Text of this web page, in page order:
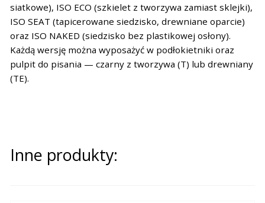
siatkowe), ISO ECO (szkielet z tworzywa zamiast sklejki),
ISO SEAT (tapicerowane siedzisko, drewniane oparcie)
oraz ISO NAKED (siedzisko bez plastikowej osłony).
Każdą wersję można wyposażyć w podłokietniki oraz
pulpit do pisania — czarny z tworzywa (T) lub drewniany
(TE).
Inne produkty: